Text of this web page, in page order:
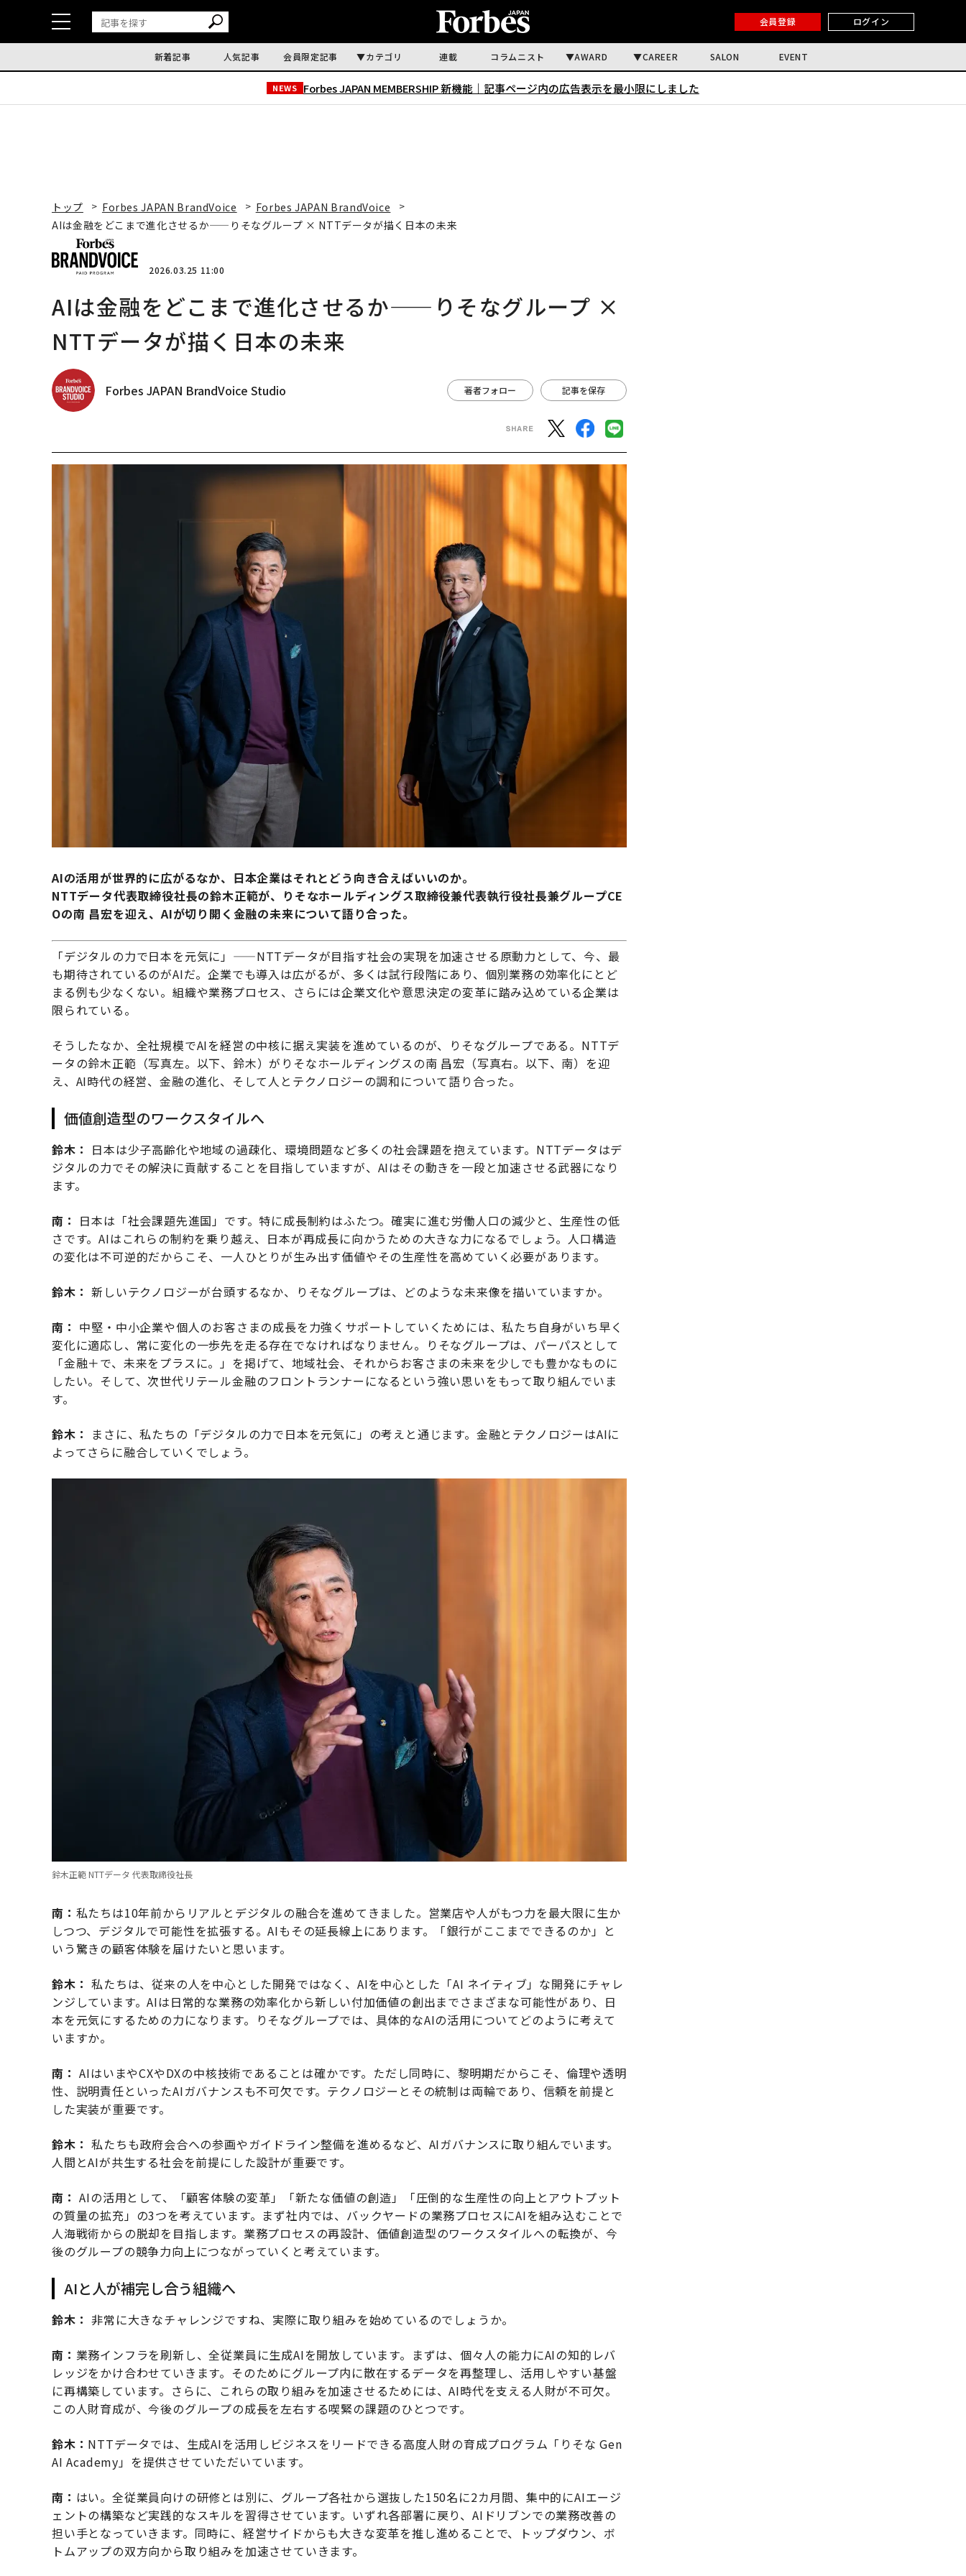
会員登録 ログイン
新着記事 人気記事 会員限定記事 カテゴリ 連載 コラムニスト AWARD CAREER SALON EVENT
NEWS Forbes JAPAN MEMBERSHIP 新機能｜ 記事ページ内の広告表示を最小限にしました
トップ Forbes JAPAN BrandVoice
Forbes JAPAN BrandVoice
AIは金融をどこまで進化させるか——りそなグループ × NTTデータが描く日本の未来
2026.03.25 11:00
AIは金融をどこまで進化させるか——りそなグループ ×
NTTデータが描く日本の未来
Forbes JAPAN BrandVoice Studio 著者フォロー 記事を保存
AIの活用が世界的に広がるなか、日本企業はそれとどう向き合えばいいのか。
NTTデータ代表取締役社長の鈴木正範が、りそなホールディングス取締役兼代表執行役社長兼グループCE
Oの南 昌宏を迎え、AIが切り開く金融の未来について語り合った。
「デジタルの力で日本を元気に」——NTTデータが目指す社会の実現を加速させる原動力として、今、最
も期待されているのがAIだ。企業でも導入は広がるが、多くは試行段階にあり、個別業務の効率化にとど
まる例も少なくない。組織や業務プロセス、さらには企業文化や意思決定の変革に踏み込めている企業は
限られている。
そうしたなか、全社規模でAIを経営の中核に据え実装を進めているのが、りそなグループである。NTTデ
ータの鈴木正範（写真左。以下、鈴木）がりそなホールディングスの南 昌宏（写真右。以下、南）を迎
え、AI時代の経営、金融の進化、そして人とテクノロジーの調和について語り合った。
価値創造型のワークスタイルへ
鈴木： 日本は少子高齢化や地域の過疎化、環境問題など多くの社会課題を抱えています。NTTデータはデ
ジタルの力でその解決に貢献することを目指していますが、AIはその動きを一段と加速させる武器になり
ます。
南： 日本は「社会課題先進国」です。特に成長制約はふたつ。確実に進む労働人口の減少と、生産性の低
さです。AIはこれらの制約を乗り越え、日本が再成長に向かうための大きな力になるでしょう。人口構造
の変化は不可逆的だからこそ、一人ひとりが生み出す価値やその生産性を高めていく必要があります。
鈴木： 新しいテクノロジーが台頭するなか、りそなグループは、どのような未来像を描いていますか。
南： 中堅・中小企業や個人のお客さまの成長を力強くサポートしていくためには、私たち自身がいち早く
変化に適応し、常に変化の一歩先を走る存在でなければなりません。りそなグループは、パーパスとして
「金融＋で、未来をプラスに。」を掲げて、地域社会、それからお客さまの未来を少しでも豊かなものに
したい。そして、次世代リテール金融のフロントランナーになるという強い思いをもって取り組んでいま
す。
鈴木：
まさに、私たちの「デジタルの力で日本を元気に」の考えと通じます。金融とテクノロジーはAIに
よってさらに融合していくでしょう。
鈴木正範 NTTデータ 代表取締役社長
南： 私たちは10年前からリアルとデジタルの融合を進めてきました。営業店や人がもつ力を最大限に生か
しつつ、デジタルで可能性を拡張する。AIもその延長線上にあります。「銀行がここまでできるのか」と
いう驚きの顧客体験を届けたいと思います。
鈴木： 私たちは、従来の人を中心とした開発ではなく、AIを中心とした「AI ネイティブ」な開発にチャレ
ンジしています。AIは日常的な業務の効率化から新しい付加価値の創出までさまざまな可能性があり、日
本を元気にするための力になります。りそなグループでは、具体的なAIの活用についてどのように考えて
いますか。
南： AIはいまやCXやDXの中核技術であることは確かです。ただし同時に、黎明期だからこそ、倫理や透明
性、説明責任といったAIガバナンスも不可欠です。テクノロジーとその統制は両輪であり、信頼を前提と
した実装が重要です。
鈴木： 私たちも政府会合への参画やガイドライン整備を進めるなど、AIガバナンスに取り組んでいます。
人間とAIが共生する社会を前提にした設計が重要です。
南： AIの活用として、「顧客体験の変革」「新たな価値の創造」「圧倒的な生産性の向上とアウトプット
の質量の拡充」の3つを考えています。まず社内では、バックヤードの業務プロセスにAIを組み込むことで
人海戦術からの脱却を目指します。業務プロセスの再設計、価値創造型のワークスタイルへの転換が、今
後のグループの競争力向上につながっていくと考えています。
AIと人が補完し合う組織へ
鈴木：非常に大きなチャレンジですね、実際に取り組みを始めているのでしょうか。
南： 業務インフラを刷新し、全従業員に生成AIを開放しています。まずは、個々人の能力にAIの知的レバ
レッジをかけ合わせていきます。そのためにグループ内に散在するデータを再整理し、活用しやすい基盤
に再構築しています。さらに、これらの取り組みを加速させるためには、AI時代を支える人財が不可欠。
この人財育成が、今後のグループの成長を左右する喫緊の課題のひとつです。
鈴木： NTTデータでは、生成AIを活用しビジネスをリードできる高度人財の育成プログラム「りそな Gen
AI Academy」を提供させていただいています。
南： はい。全従業員向けの研修とは別に、グループ各社から選抜した150名に2カ月間、集中的にAIエージ
ェントの構築など実践的なスキルを習得させています。いずれ各部署に戻り、AIドリブンでの業務改善の
担い手となっていきます。同時に、経営サイドからも大きな変革を推し進めることで、トップダウン、ボ
トムアップの双方向から取り組みを加速させていきます。